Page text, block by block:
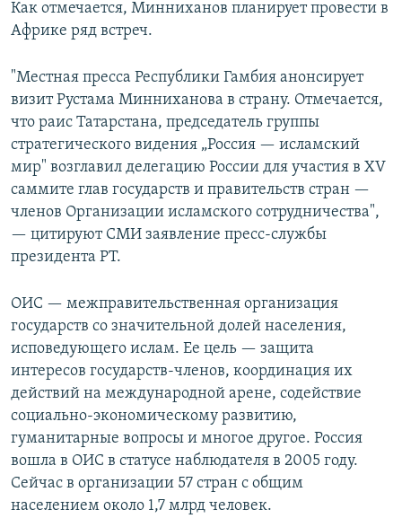
Как отмечается, Минниханов планирует провести в
Африке ряд встреч.
"Местная пресса Республики Гамбия анонсирует
визит Рустама Минниханова в страну. Отмечается,
что раис Татарстана, председатель группы
стратегического видения „Россия — исламский
мир" возглавил делегацию России для участия в XV
саммите глав государств и правительств стран —
членов Организации исламского сотрудничества",
— цитируют СМИ заявление пресс-службы
президента РТ.
ОИС — межправительственная организация
государств со значительной долей населения,
исповедующего ислам. Ее цель — защита
интересов государств-членов, координация их
действий на международной арене, содействие
социально-экономическому развитию,
гуманитарные вопросы и многое другое. Россия
вошла в ОИС в статусе наблюдателя в 2005 году.
Сейчас в организации 57 стран с общим
населением около 1,7 млрд человек.